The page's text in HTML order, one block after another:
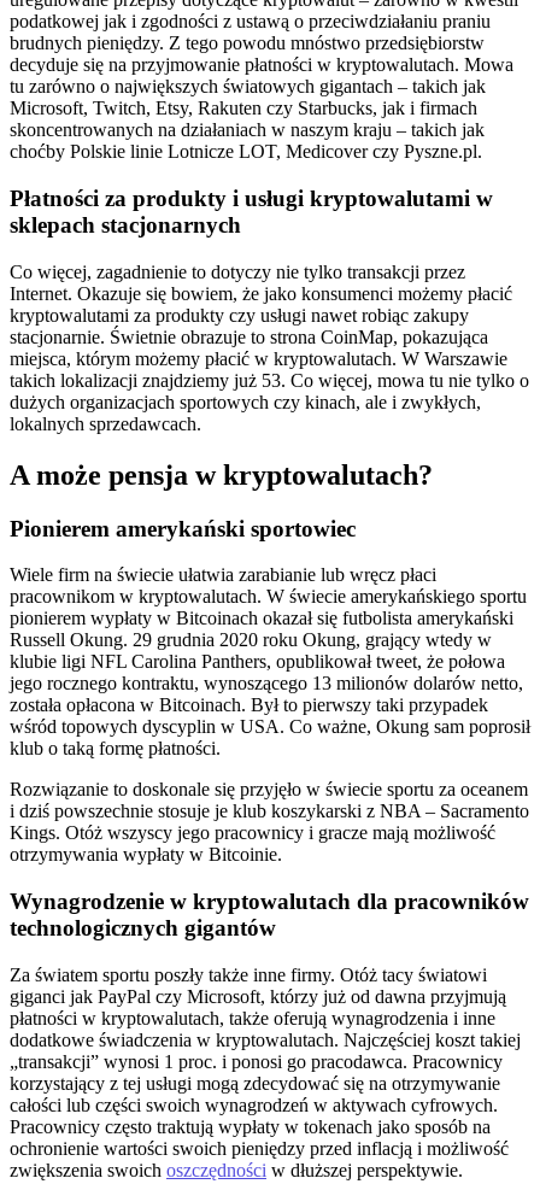
podatkowej jak i zgodności z ustawą o przeciwdziałaniu praniu
brudnych pieniędzy. Z tego powodu mnóstwo przedsiębiorstw
decyduje się na przyjmowanie płatności w kryptowalutach. Mowa
tu zarówno o największych światowych gigantach – takich jak
Microsoft, Twitch, Etsy, Rakuten czy Starbucks, jak i firmach
skoncentrowanych na działaniach w naszym kraju – takich jak
choćby Polskie linie Lotnicze LOT, Medicover czy Pyszne.pl.
Płatności za produkty i usługi kryptowalutami w
sklepach stacjonarnych
Co więcej, zagadnienie to dotyczy nie tylko transakcji przez
Internet. Okazuje się bowiem, że jako konsumenci możemy płacić
kryptowalutami za produkty czy usługi nawet robiąc zakupy
stacjonarnie. Świetnie obrazuje to strona CoinMap, pokazująca
miejsca, którym możemy płacić w kryptowalutach. W Warszawie
takich lokalizacji znajdziemy już 53. Co więcej, mowa tu nie tylko o
dużych organizacjach sportowych czy kinach, ale i zwykłych,
lokalnych sprzedawcach.
A może pensja w kryptowalutach?
Pionierem amerykański sportowiec
Wiele firm na świecie ułatwia zarabianie lub wręcz płaci
pracownikom w kryptowalutach. W świecie amerykańskiego sportu
pionierem wypłaty w Bitcoinach okazał się futbolista amerykański
Russell Okung. 29 grudnia 2020 roku Okung, grający wtedy w
klubie ligi NFL Carolina Panthers, opublikował tweet, że połowa
jego rocznego kontraktu, wynoszącego 13 milionów dolarów netto,
została opłacona w Bitcoinach. Był to pierwszy taki przypadek
wśród topowych dyscyplin w USA. Co ważne, Okung sam poprosił
klub o taką formę płatności.
Rozwiązanie to doskonale się przyjęło w świecie sportu za oceanem
i dziś powszechnie stosuje je klub koszykarski z NBA – Sacramento
Kings. Otóż wszyscy jego pracownicy i gracze mają możliwość
otrzymywania wypłaty w Bitcoinie.
Wynagrodzenie w kryptowalutach dla pracowników
technologicznych gigantów
Za światem sportu poszły także inne firmy. Otóż tacy światowi
giganci jak PayPal czy Microsoft, którzy już od dawna przyjmują
płatności w kryptowalutach, także oferują wynagrodzenia i inne
dodatkowe świadczenia w kryptowalutach. Najczęściej koszt takiej
„transakcji” wynosi 1 proc. i ponosi go pracodawca. Pracownicy
korzystający z tej usługi mogą zdecydować się na otrzymywanie
całości lub części swoich wynagrodzeń w aktywach cyfrowych.
Pracownicy często traktują wypłaty w tokenach jako sposób na
ochronienie wartości swoich pieniędzy przed inflacją i możliwość
zwiększenia swoich oszczędności w dłuższej perspektywie.